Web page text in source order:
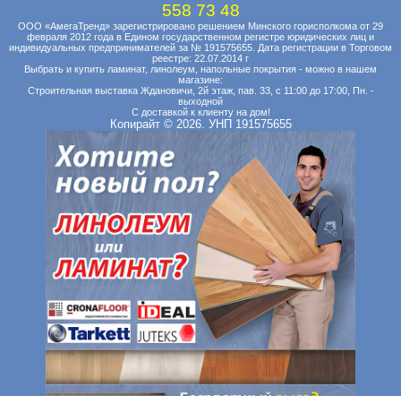
558 73 48
ООО «АмегаТренд» зарегистрировано решением Минского горисполкома от 29
февраля 2012 года в Едином государственном регистре юридических лиц и
индивидуальных предпринимателей за № 191575655. Дата регистрации в Торговом
реестре: 22.07.2014 г
Выбрать и купить ламинат, линолеум, напольные покрытия - можно в нашем
магазине:
Строительная выставка Ждановичи, 2й этаж, пав. 33, с 11:00 до 17:00, Пн. -
выходной
С доставкой к клиенту на дом!
Копирайт © 2026. УНП 191575655